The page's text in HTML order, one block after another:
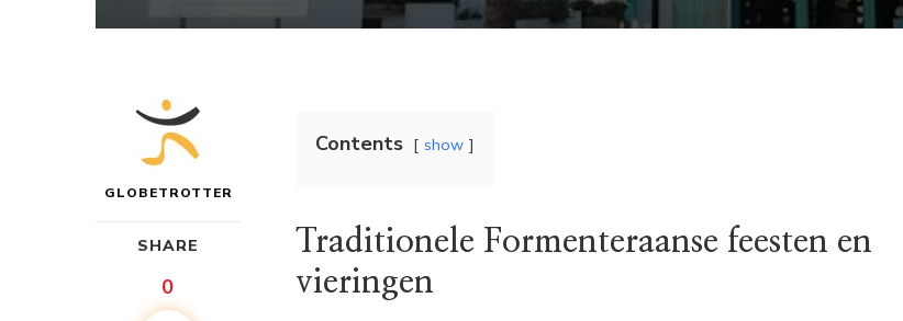
GLOBETROTTER
SHARE
0
Contents show
Traditionele Formenteraanse feesten en
vieringen